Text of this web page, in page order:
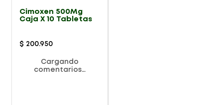
Cimoxen 500Mg
Caja X 10 Tabletas
$ 200.950
Cargando
comentarios…